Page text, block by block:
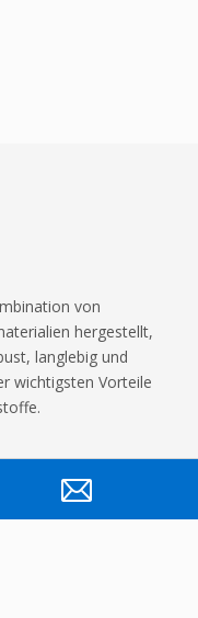
von
hergestellt,
langlebig und
wichtigsten Vorteile